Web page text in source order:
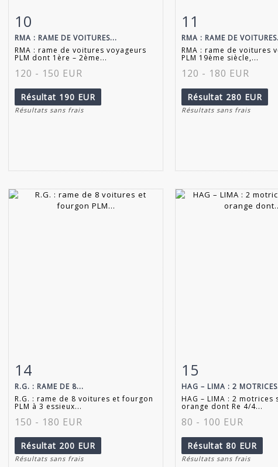
Fiche détaillée
10
RMA : RAME DE VOITURES...
RMA : rame de voitures voyageurs
PLM dont 1ère – 2ème...
120 - 150 EUR
Résultat 190 EUR
Résultats sans frais
Fiche détaillée
11
RMA : RAME DE
RMA : rame de voitures
PLM 19ème siècle,...
120 - 180 EUR
Résultat 280 EUR
Résultats sans frais
Fiche détaillée
14
R.G. : RAME DE 8...
R.G. : rame de 8 voitures et fourgon
PLM à 3 essieux...
150 - 180 EUR
Résultat 200 EUR
Résultats sans frais
Fiche détaillée
15
HAG – LIMA : 2
HAG – LIMA : 2 motrices
orange dont Re 4/4...
80 - 100 EUR
Résultat 80 EUR
Résultats sans frais